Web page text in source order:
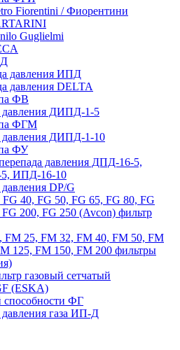
Fiorentini / Фиорентини
Guglielmi
давления ИПД
давления DELTA
ФВ
давления ДИПД-1-5
ФГМ
давления ДИПД-1-10
ФУ
давления ДПД-16-5,
ИПД-16-10
DP/G
40, FG 50, FG 65, FG 80, FG
200, FG 250 (Avcon) фильтр
FM 25, FM 32, FM 40, FM 50, FM
125, FM 150, FM 200 фильтры
газовый сетчатый
(ESKA)
способности ФГ
газа ИП-Д